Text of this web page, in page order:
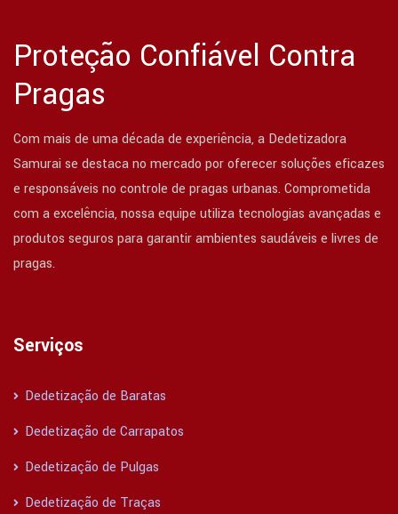
Proteção Confiável Contra
Pragas
Com mais de uma década de experiência, a Dedetizadora
Samurai se destaca no mercado por oferecer soluções eficazes
e responsáveis no controle de pragas urbanas. Comprometida
com a excelência, nossa equipe utiliza tecnologias avançadas e
produtos seguros para garantir ambientes saudáveis e livres de
pragas.
Serviços
Dedetização de Baratas
Dedetização de Carrapatos
Dedetização de Pulgas
Dedetização de Traças